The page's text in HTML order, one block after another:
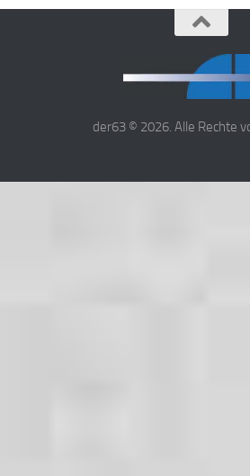
der63 © 2026. Alle Rechte